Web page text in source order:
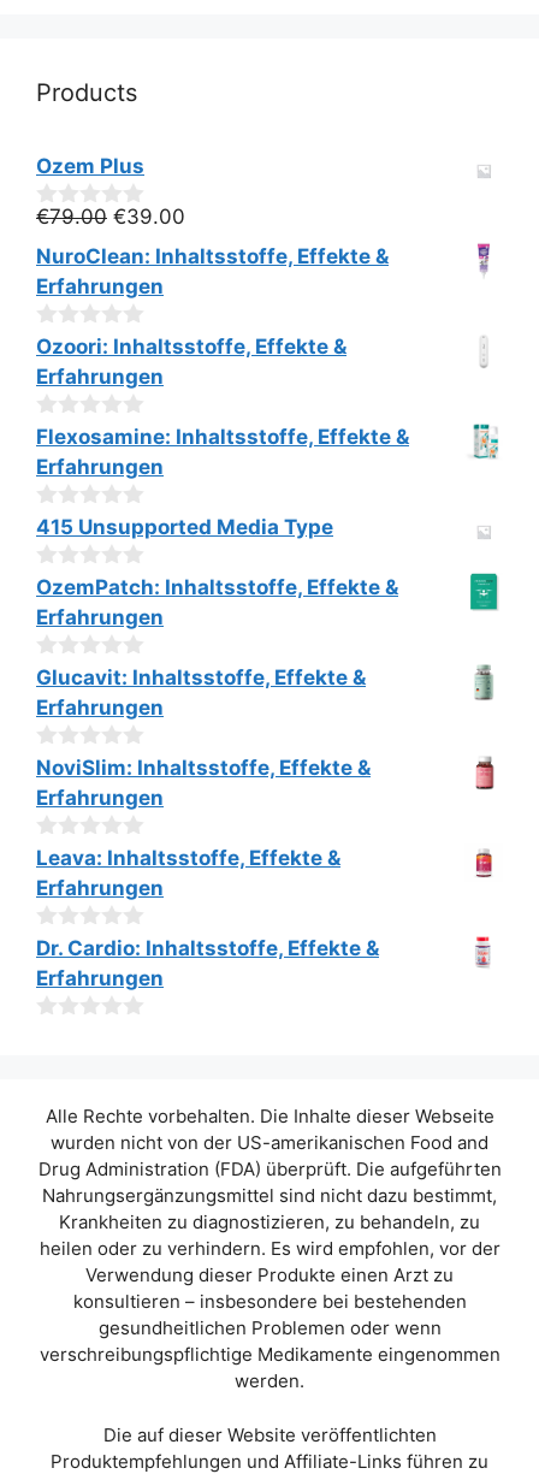
Products
Ozem Plus
0
v
o
n
5
€79.00 Ursprünglicher
Preis
war:
€79.00
€39.00
Preis
NuroClean: Inhaltsstoffe, Effekte &
Erfahrungen
0
v
o
n
5
Ozoori: Inhaltsstoffe, Effekte &
Erfahrungen
0
v
o
n
5
Flexosamine: Inhaltsstoffe, Effekte &
Erfahrungen
0
v
o
n
5
415 Unsupported Media Type
0
v
o
n
5
OzemPatch: Inhaltsstoffe, Effekte &
Erfahrungen
0
v
o
n
5
Glucavit: Inhaltsstoffe, Effekte &
Erfahrungen
0
v
o
n
5
NoviSlim: Inhaltsstoffe, Effekte &
Erfahrungen
0
v
o
n
5
Leava: Inhaltsstoffe, Effekte &
Erfahrungen
0
v
o
n
Dr. Cardio: Inhaltsstoffe, Effekte &
Erfahrungen
5Alle Rechte vorbehalten. Die Inhalte dieser Webseite
wurden nicht von der US-amerikanischen Food and
Drug Administration (FDA) überprüft. Die aufgeführten
Nahrungsergänzungsmittel sind nicht dazu bestimmt,
Krankheiten zu diagnostizieren, zu behandeln, zu
heilen oder zu verhindern. Es wird empfohlen, vor der
Verwendung dieser Produkte einen Arzt zu
konsultieren – insbesondere bei bestehenden
gesundheitlichen Problemen oder wenn
verschreibungspflichtige Medikamente eingenommen
werden.
Die auf dieser Website veröffentlichten
Produktempfehlungen und Affiliate-Links führen zu